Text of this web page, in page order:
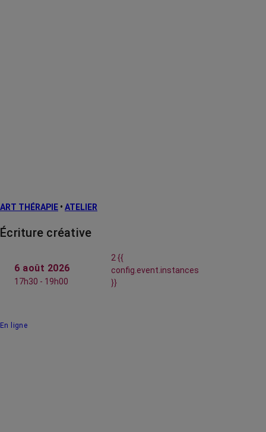
ART THÉRAPIE • ATELIER
Écriture créative
6 août 2026
17h30 - 19h00
2 {{
config.event.instances
}}
En ligne